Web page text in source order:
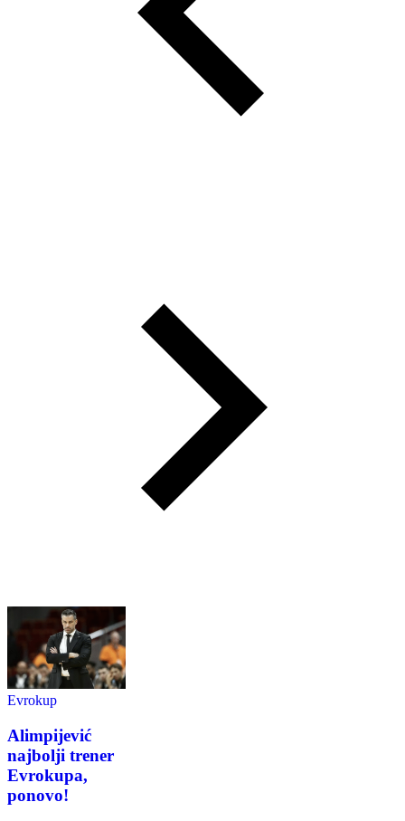
Evrokup
Alimpijević
najbolji trener
Evrokupa,
ponovo!